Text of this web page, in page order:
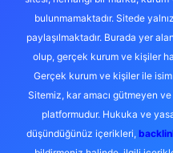
bulunmamaktadır. Sitede
paylaşılmaktadır. Burada yer
olup, gerçek kurum ve kişiler
Gerçek kurum ve kişiler ile
Sitemiz, kar amacı gütmeyen
platformudur. Hukuka ve
düşündüğünüz içerikleri,